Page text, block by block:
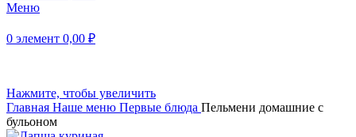
Меню
0 элемент 0,00 ₽
Нажмите, чтобы увеличить
Главная Наше меню Первые блюда Пельмени домашние с
бульоном